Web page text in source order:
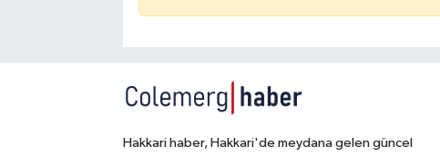
Hakkari haber, Hakkari'de meydana gelen güncel